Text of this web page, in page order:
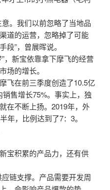
。我们以前忽略了当地品
道的运营，忽略掉了可能
”，曾展晖说。
，新宝依靠拿下摩飞的经营
场的增长。
飞在前三季度创造了10.5亿
售增长75%。事实上，独
在不断上扬。2019年，外
年，比例达到了7：3。
宝积累的产品力，还有供
链支撑。产品需要开发周